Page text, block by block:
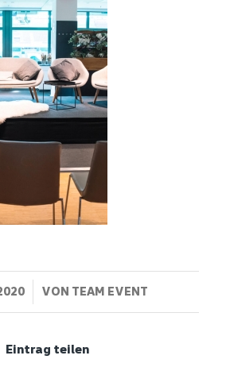
VON TEAM EVENT
Eintrag teilen